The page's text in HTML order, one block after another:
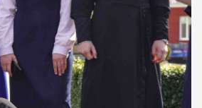
ДУХОВНО СИЛЬНІ!
— спільнота, де
формується
покликання